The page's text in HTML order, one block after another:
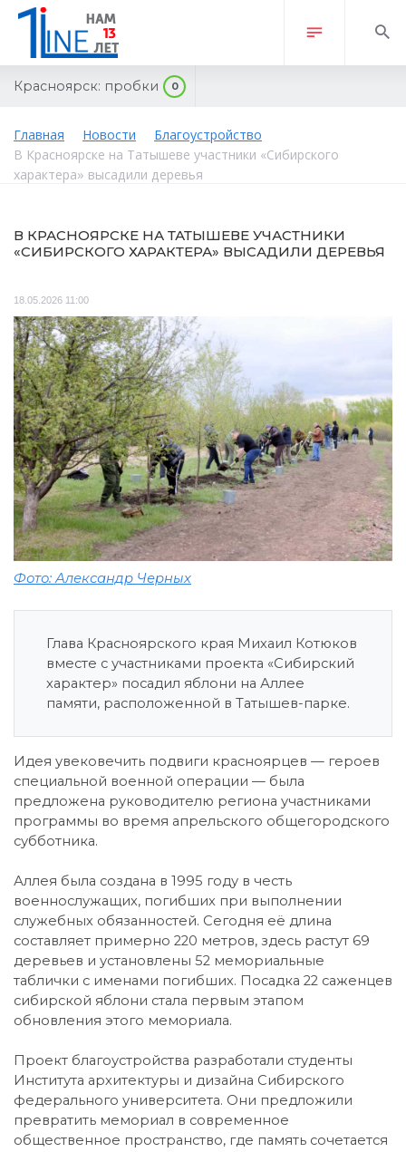
Красноярск: пробки 0
Главная Новости
Благоустройство
В Красноярске на Татышеве участники «Сибирского
характера» высадили деревья
В КРАСНОЯРСКЕ НА ТАТЫШЕВЕ УЧАСТНИКИ
«СИБИРСКОГО ХАРАКТЕРА» ВЫСАДИЛИ ДЕРЕВЬЯ
18.05.2026 11:00
Фото: Александр Черных
Глава Красноярского края Михаил Котюков
вместе с участниками проекта «Сибирский
характер» посадил яблони на Аллее
памяти, расположенной в Татышев-парке.
Идея увековечить подвиги красноярцев — героев
специальной военной операции — была
предложена руководителю региона участниками
программы во время апрельского общегородского
субботника.
Аллея была создана в 1995 году в честь
военнослужащих, погибших при выполнении
служебных обязанностей. Сегодня её длина
составляет примерно 220 метров, здесь растут 69
деревьев и установлены 52 мемориальные
таблички с именами погибших. Посадка 22 саженцев
сибирской яблони стала первым этапом
обновления этого мемориала.
Проект благоустройства разработали студенты
Института архитектуры и дизайна Сибирского
федерального университета. Они предложили
превратить мемориал в современное
общественное пространство, где память сочетается